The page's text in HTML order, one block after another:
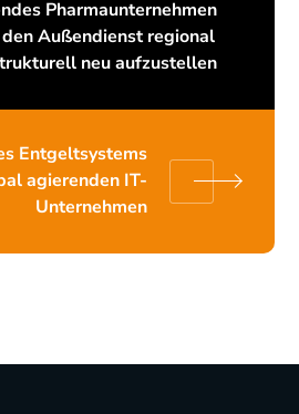
Pharmaunternehmen
Außendienst regional
neu aufzustellen
Entgeltsystems
agierenden IT-
Unternehmen